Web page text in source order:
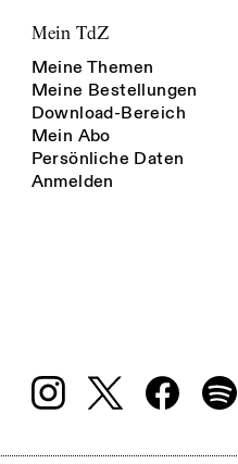
Mein TdZ
Meine Themen
Meine Bestellungen
Download-Bereich
Mein Abo
Persönliche Daten
Anmelden